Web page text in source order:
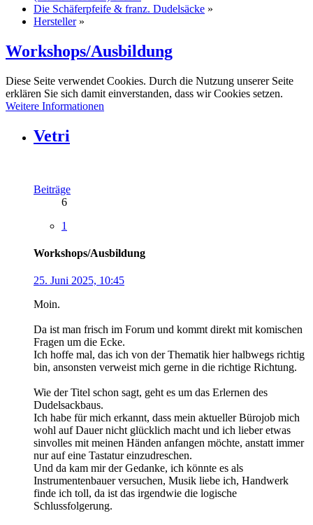
Die Schäferpfeife & franz. Dudelsäcke »
Hersteller »
Workshops/Ausbildung
Diese Seite verwendet Cookies. Durch die Nutzung unserer Seite
erklären Sie sich damit einverstanden, dass wir Cookies setzen.
Weitere Informationen
Vetri
Beiträge
6
1
Workshops/Ausbildung
25. Juni 2025, 10:45
Moin.
Da ist man frisch im Forum und kommt direkt mit komischen
Fragen um die Ecke.
Ich hoffe mal, das ich von der Thematik hier halbwegs richtig
bin, ansonsten verweist mich gerne in die richtige Richtung.
Wie der Titel schon sagt, geht es um das Erlernen des
Dudelsackbaus.
Ich habe für mich erkannt, dass mein aktueller Bürojob mich
wohl auf Dauer nicht glücklich macht und ich lieber etwas
sinvolles mit meinen Händen anfangen möchte, anstatt immer
nur auf eine Tastatur einzudreschen.
Und da kam mir der Gedanke, ich könnte es als
Instrumentenbauer versuchen, Musik liebe ich, Handwerk
finde ich toll, da ist das irgendwie die logische
Schlussfolgerung.